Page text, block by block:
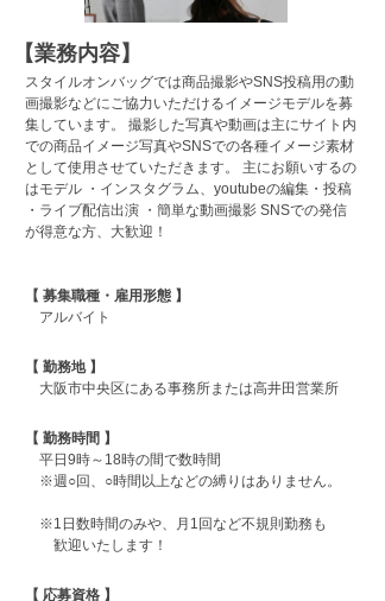
【業務内容】
【 募集職種・雇用形態 】
アルバイト
【 勤務地 】
大阪市中央区にある事務所または高井田営業所
【 勤務時間 】
平日9時～18時の間で数時間
※週○回、○時間以上などの縛りはありません。
※1日数時間のみや、月1回など不規則勤務も
歓迎いたします！
【 応募資格 】
スタイルオンバッグでは商品撮影やSNS投稿用の動
画撮影などにご協力いただけるイメージモデルを募
集しています。 撮影した写真や動画は主にサイト内
での商品イメージ写真やSNSでの各種イメージ素材
として使用させていただきます。 主にお願いするの
はモデル ・インスタグラム、youtubeの編集・投稿
・ライブ配信出演 ・簡単な動画撮影 SNSでの発信
が得意な方、大歓迎！